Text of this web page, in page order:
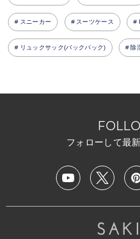
スニーカー スーツケース
リュックサック(バックパック) 除
フォローして最